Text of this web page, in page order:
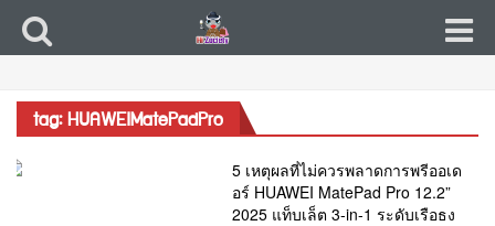
tag: HUAWEIMatePadPro
5 เหตุผลที่ไม่ควรพลาดการพรีออเด
อร์ HUAWEI MatePad Pro 12.2”
2025 แท็บเล็ต 3-in-1 ระดับเรือธง